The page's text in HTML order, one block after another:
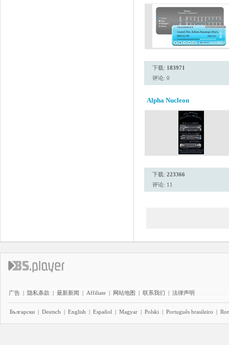
下载: 183971
评论: 0
Alpha Nucleon
下载: 223366
评论: 11
广告 | 隐私条款 | 最新新闻 | Affiliate | 网站地图 | 联系我们 | 法律声明
Български | Deutsch | English | Español | Magyar | Polski | Português brasileiro |